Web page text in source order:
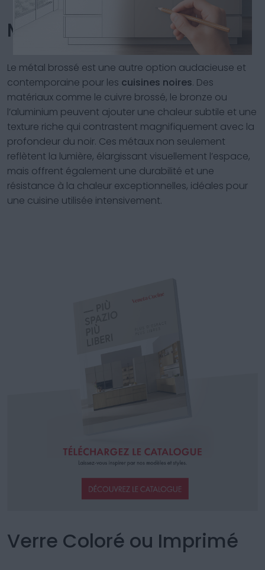
Métal Brossé
Le métal brossé est une autre option audacieuse et
contemporaine pour les cuisines noires. Des
matériaux comme le cuivre brossé, le bronze ou
l’aluminium peuvent ajouter une chaleur subtile et une
texture riche qui contrastent magnifiquement avec la
profondeur du noir. Ces métaux non seulement
reflètent la lumière, élargissant visuellement l’espace,
mais offrent également une durabilité et une
résistance à la chaleur exceptionnelles, idéales pour
une cuisine utilisée intensivement.
Verre Coloré ou Imprimé